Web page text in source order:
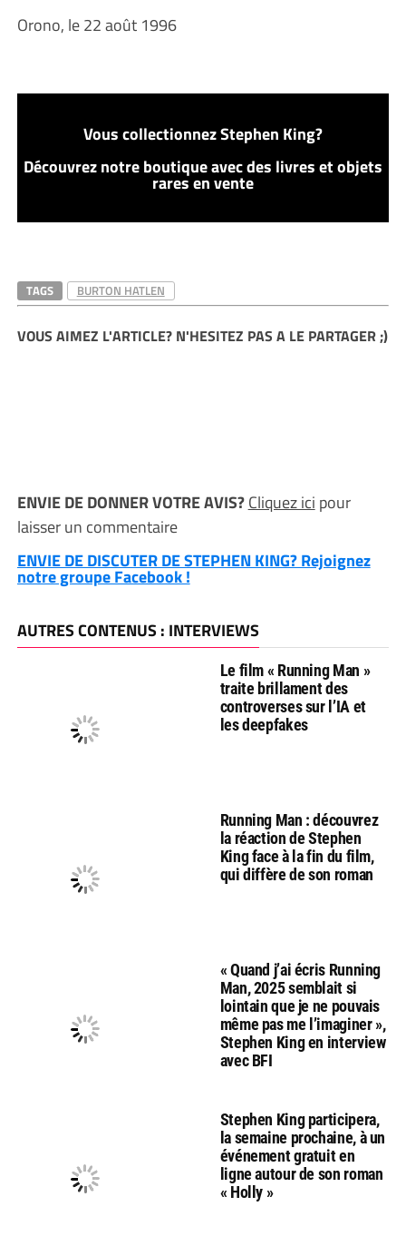
Orono, le 22 août 1996
Vous collectionnez Stephen King?
Découvrez notre boutique avec des livres et objets
rares en vente
TAGS BURTON HATLEN
VOUS AIMEZ L'ARTICLE? N'HESITEZ PAS A LE PARTAGER ;)
ENVIE DE DONNER VOTRE AVIS?Cliquez ici pour
laisser un commentaire
ENVIE DE DISCUTER DE STEPHEN KING? Rejoignez
notre groupe Facebook !
AUTRES CONTENUS : INTERVIEWS
Le film « Running Man »
traite brillament des
controverses sur l’IA et
les deepfakes
Running Man : découvrez
la réaction de Stephen
King face à la fin du film,
qui diffère de son roman
« Quand j’ai écris Running
Man, 2025 semblait si
lointain que je ne pouvais
même pas me l’imaginer »,
Stephen King en interview
avec BFI
Stephen King participera,
la semaine prochaine, à un
événement gratuit en
ligne autour de son roman
« Holly »